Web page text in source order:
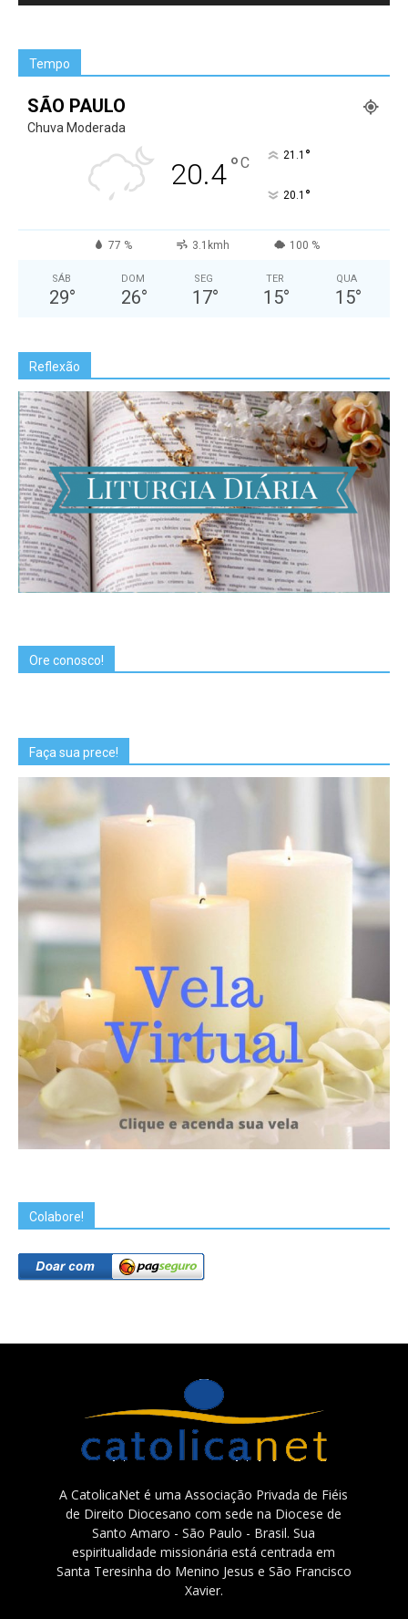
Tempo
SÃO PAULO
Chuva Moderada
20.4°C 21.1 °
20.1 °
77 % 3.1kmh 100 %
SÁB
29°
DOM
26°
SEG
17°
TER
15°
QUA
15°
Reflexão
Ore conosco!
Faça sua prece!
Colabore!
A CatolicaNet é uma Associação Privada de Fiéis
de Direito Diocesano com sede na Diocese de
Santo Amaro - São Paulo - Brasil. Sua
espiritualidade missionária está centrada em
Santa Teresinha do Menino Jesus e São Francisco
Xavier.